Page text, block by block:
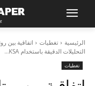
الرئيسية تغطيات
التحليلات الدقيقة باستخدام KSA...
تغطيات